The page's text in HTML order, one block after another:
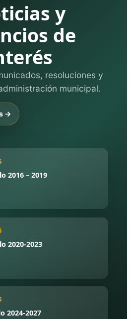
y
de
resoluciones y
municipal.
→
2016 – 2019
2020-2023
2024-2027